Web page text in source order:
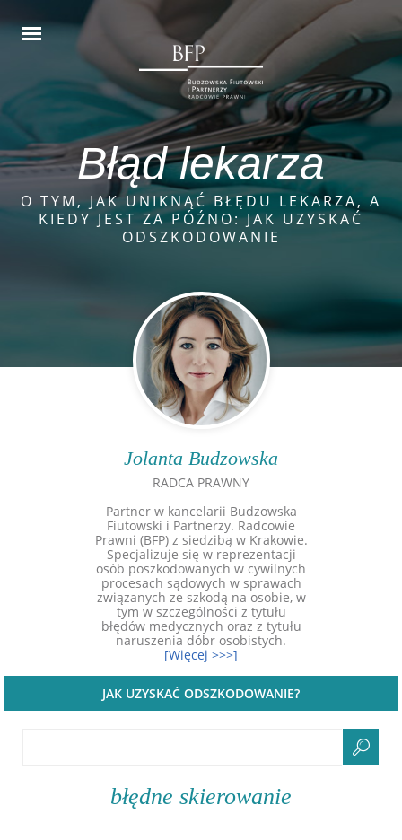
Błąd lekarza
O TYM, JAK UNIKNĄĆ BŁĘDU LEKARZA, A
KIEDY JEST ZA PÓŹNO: JAK UZYSKAĆ
ODSZKODOWANIE
Jolanta Budzowska
RADCA PRAWNY
Partner w kancelarii Budzowska
Fiutowski i Partnerzy. Radcowie
Prawni (BFP) z siedzibą w Krakowie.
Specjalizuje się w reprezentacji
osób poszkodowanych w cywilnych
procesach sądowych w sprawach
związanych ze szkodą na osobie, w
tym w szczególności z tytułu
błędów medycznych oraz z tytułu
naruszenia dóbr osobistych.
[Więcej >>>]
JAK UZYSKAĆ ODSZKODOWANIE?
błędne skierowanie